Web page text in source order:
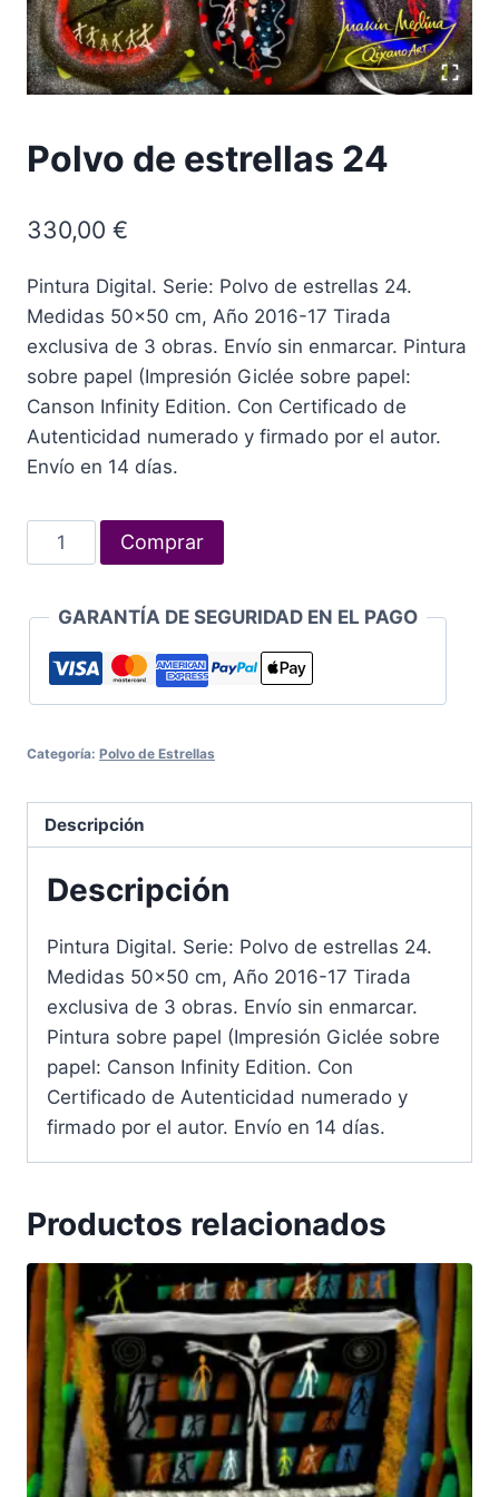
Polvo de estrellas 24
330,00 €
Pintura Digital. Serie: Polvo de estrellas 24.
Medidas 50×50 cm, Año 2016-17 Tirada
exclusiva de 3 obras. Envío sin enmarcar. Pintura
sobre papel (Impresión Giclée sobre papel:
Canson Infinity Edition. Con Certificado de
Autenticidad numerado y firmado por el autor.
Envío en 14 días.
Polvo
de
24
cantidad
Comprar
GARANTÍA DE SEGURIDAD EN EL PAGO
Categoría: Polvo de Estrellas
Descripción
Descripción
Pintura Digital. Serie: Polvo de estrellas 24.
Medidas 50×50 cm, Año 2016-17 Tirada
exclusiva de 3 obras. Envío sin enmarcar.
Pintura sobre papel (Impresión Giclée sobre
papel: Canson Infinity Edition. Con
Certificado de Autenticidad numerado y
firmado por el autor. Envío en 14 días.
Productos relacionados